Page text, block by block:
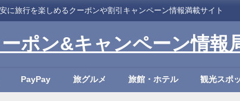
に旅行を楽しめるクーポンや割引キャンペーン情報満載サイト
ポン&キャンペーン情報
PayPay 旅グルメ 旅館・ホテル 観光スポ